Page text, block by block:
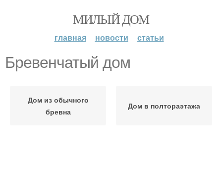
МИЛЫЙ ДОМ
главная новости статьи
Бревенчатый дом
Дом из обычного
бревна
Дом в полтораэтажа